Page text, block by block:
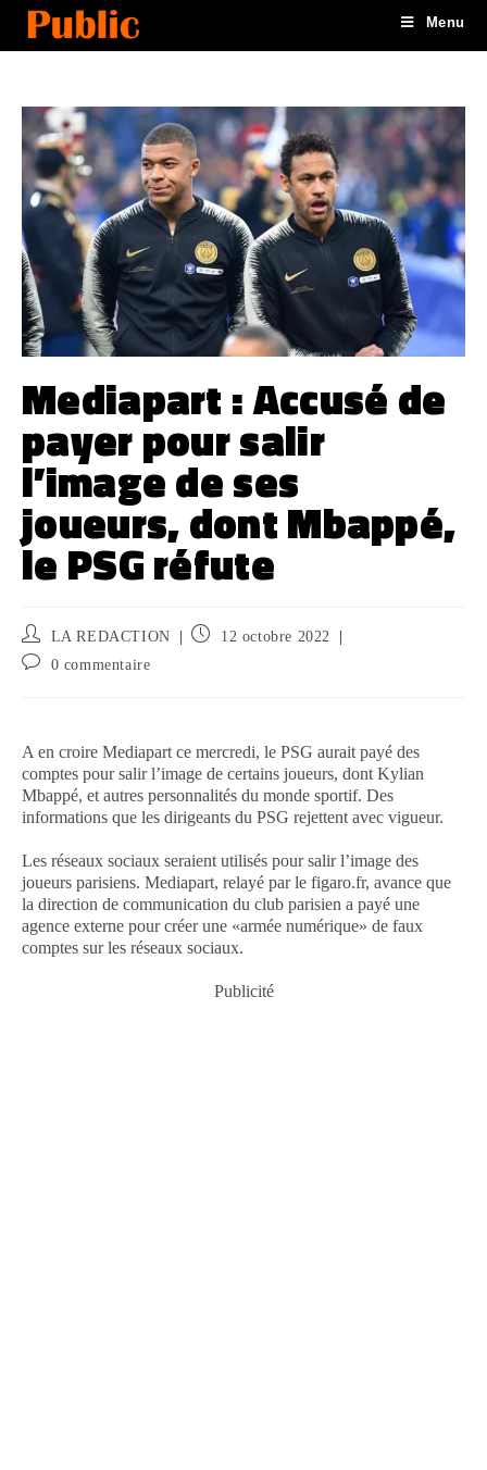
Menu
Mediapart : Accusé de
payer pour salir
l’image de ses
joueurs, dont Mbappé,
le PSG réfute
LA REDACTION
12 octobre 2022
0 commentaire
A en croire Mediapart ce mercredi, le PSG aurait payé des
comptes pour salir l’image de certains joueurs, dont Kylian
Mbappé, et autres personnalités du monde sportif. Des
informations que les dirigeants du PSG rejettent avec vigueur.
Les réseaux sociaux seraient utilisés pour salir l’image des
joueurs parisiens. Mediapart, relayé par le figaro.fr, avance que
la direction de communication du club parisien a payé une
agence externe pour créer une «armée numérique» de faux
comptes sur les réseaux sociaux.
Publicité